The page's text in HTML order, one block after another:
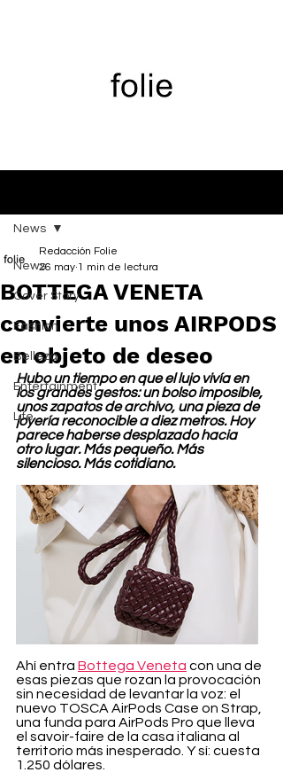
News
Cover Story
Fashion
Belleza
Entertainment
Life
News
BOTTEGA VENETA
convierte unos AIRPODS
en objeto de deseo
Redacción Folie
26 may 1 min de lectura
Hubo un tiempo en que el lujo vivía en
los grandes gestos: un bolso imposible,
unos zapatos de archivo, una pieza de
joyería reconocible a diez metros. Hoy
parece haberse desplazado hacia
otro lugar. Más pequeño. Más
silencioso. Más cotidiano.
Ahí entra Bottega Veneta con una de
esas piezas que rozan la provocación
sin necesidad de levantar la voz: el
nuevo TOSCA AirPods Case on Strap,
una funda para AirPods Pro que lleva
el savoir-faire de la casa italiana al
territorio más inesperado. Y sí: cuesta
1.250 dólares.